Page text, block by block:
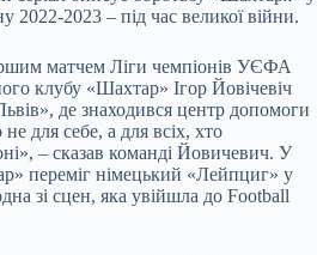
2022-2023 – під час великої війни.
матчем Ліги чемпіонів УЄФА
клубу «Шахтар» Ігор Йовічевіч
де знаходився центр допомоги
для себе, а для всіх, хто
– сказав команді Йовичевич. У
переміг німецький «Лейпциг» у
зі сцен, яка увійшла до Football